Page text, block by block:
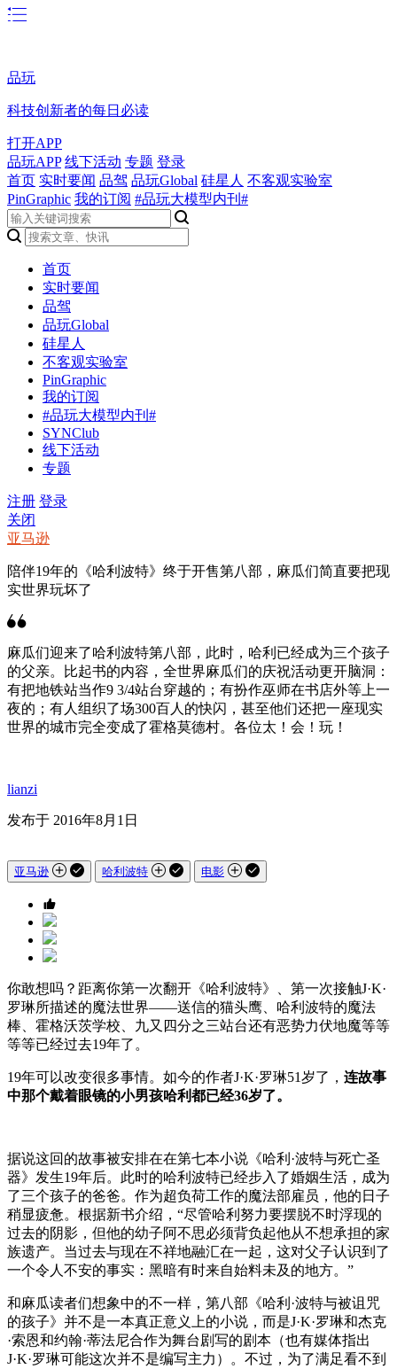
品玩
科技创新者的每日必读
打开APP
品玩APP 线下活动 专题 登录
首页 实时要闻 品驾 品玩Global 硅星人 不客观实验室
PinGraphic 我的订阅 #品玩大模型内刊#
首页
实时要闻
品驾
品玩Global
硅星人
不客观实验室
PinGraphic
我的订阅
#品玩大模型内刊#
SYNClub
线下活动
专题
注册 登录
关闭
亚马逊
陪伴19年的《哈利波特》终于开售第八部，麻瓜们简直要把现
实世界玩坏了
麻瓜们迎来了哈利波特第八部，此时，哈利已经成为三个孩子
的父亲。比起书的内容，全世界麻瓜们的庆祝活动更开脑洞：
有把地铁站当作9 3/4站台穿越的；有扮作巫师在书店外等上一
夜的；有人组织了场300百人的快闪，甚至他们还把一座现实
世界的城市完全变成了霍格莫德村。各位太！会！玩！
lianzi
发布于 2016年8月1日
亚马逊 哈利波特 电影
你敢想吗？距离你第一次翻开《哈利波特》、第一次接触J·K·
罗琳所描述的魔法世界——送信的猫头鹰、哈利波特的魔法
棒、霍格沃茨学校、九又四分之三站台还有恶势力伏地魔等等
等等已经过去19年了。
19年可以改变很多事情。如今的作者J·K·罗琳51岁了， 连故事
中那个戴着眼镜的小男孩哈利都已经36岁了。
据说这回的故事被安排在在第七本小说《哈利·波特与死亡圣
器》发生19年后。此时的哈利波特已经步入了婚姻生活，成为
了三个孩子的爸爸。作为超负荷工作的魔法部雇员，他的日子
稍显疲惫。根据新书介绍，“尽管哈利努力要摆脱不时浮现的
过去的阴影，但他的幼子阿不思必须背负起他从不想承担的家
族遗产。当过去与现在不祥地融汇在一起，这对父子认识到了
一个令人不安的事实：黑暗有时来自始料未及的地方。”
和麻瓜读者们想象中的不一样，第八部《哈利·波特与被诅咒
的孩子》并不是一本真正意义上的小说，而是J·K·罗琳和杰克
·索恩和约翰·蒂法尼合作为舞台剧写的剧本（也有媒体指出
J·K·罗琳可能这次并不是编写主力）。不过，为了满足看不到